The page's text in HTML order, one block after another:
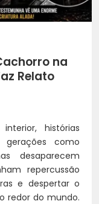
na
Relato
histórias
gerações como
desaparecem
repercussão
e despertar o
redor do mundo.